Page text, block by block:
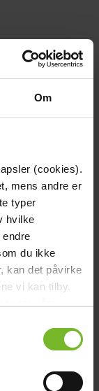
Om
(cookies).
mens andre er
typer
hvilke
du ikke
kan det påvirke
vi kan tilby.